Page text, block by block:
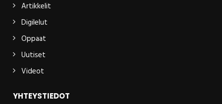
Artikkelit
Digilelut
Oppaat
Uutiset
Videot
YHTEYSTIEDOT